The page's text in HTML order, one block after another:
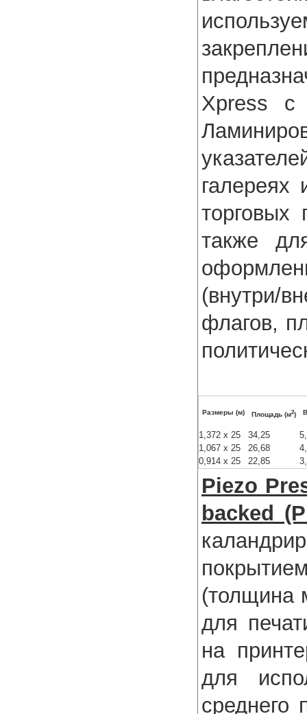
Xpress с
также
(внутри/
флагов,
Размеры (м) Площадь (м2)
1,372 x 25 34,25
1,067 x 25
26,68
0,914 x 25
22,85
Piezo
backed
(толщина
для
на
для
среднего